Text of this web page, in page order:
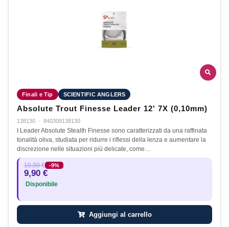
Finali e Tip SCIENTIFIC ANGLERS
Absolute Trout Finesse Leader 12' 7X (0,10mm)
138130 · 840309138130
I Leader Absolute Stealth Finesse sono caratterizzati da una raffinata
tonalità oliva, studiata per ridurre i riflessi della lenza e aumentare la
discrezione nelle situazioni più delicate, come…
10,90 € -9%
9,90 €
Disponibile
Aggiungi al carrello